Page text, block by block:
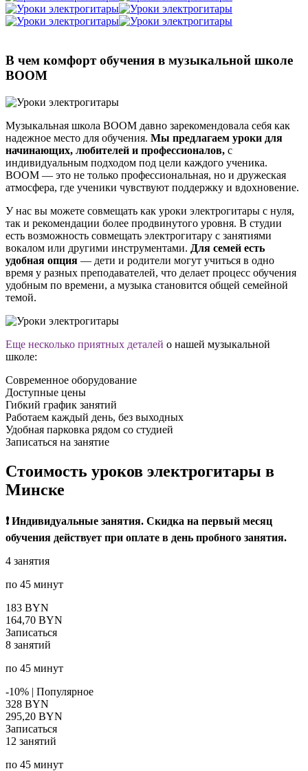
В чем комфорт обучения в музыкальной школе
BOOM
Музыкальная школа BOOM давно зарекомендовала себя как
надежное место для обучения. Мы предлагаем уроки для
начинающих, любителей и профессионалов, с
индивидуальным подходом под цели каждого ученика.
BOOM — это не только профессиональная, но и дружеская
атмосфера, где ученики чувствуют поддержку и вдохновение.
У нас вы можете совмещать как уроки электрогитары с нуля,
так и рекомендации более продвинутого уровня. В студии
есть возможность совмещать электрогитару с занятиями
вокалом или другими инструментами. Для семей есть
удобная опция — дети и родители могут учиться в одно
время у разных преподавателей, что делает процесс обучения
удобным по времени, а музыка становится общей семейной
темой.
Еще несколько приятных деталей о нашей музыкальной
школе:
Современное оборудование
Доступные цены
Гибкий график занятий
Работаем каждый день, без выходных
Удобная парковка рядом со студией
Записаться на занятие
Стоимость уроков электрогитары в
Минске
❗️ Индивидуальные занятия. Скидка на первый месяц
обучения действует при оплате в день пробного занятия.
4 занятия
по 45 минут
183 BYN
164,70 BYN
Записаться
8 занятий
по 45 минут
-10% | Популярное
328 BYN
295,20 BYN
Записаться
12 занятий
по 45 минут